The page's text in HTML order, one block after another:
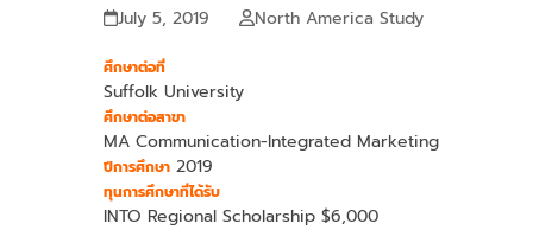
July 5, 2019 North America Study
ศึกษาต่อที่
Suffolk University
ศึกษาต่อสาขา
MA Communication-Integrated Marketing
ปีการศึกษา 2019
ทุนการศึกษาที่ได้รับ
INTO Regional Scholarship $6,000